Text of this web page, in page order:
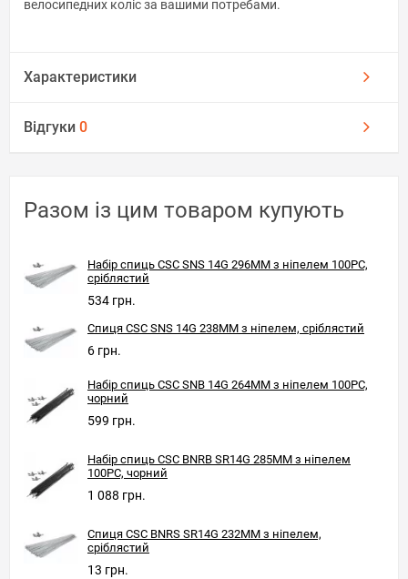
велосипедних коліс за вашими потребами.
Характеристики
Відгуки 0
Разом із цим товаром купують
Набір спиць CSC SNS 14G 296MM з ніпелем 100PC,
сріблястий
534 грн.
Спиця CSC SNS 14G 238MM з ніпелем, сріблястий
6 грн.
Набір спиць CSC SNB 14G 264MM з ніпелем 100PC,
чорний
599 грн.
Набір спиць CSC BNRB SR14G 285MM з ніпелем
100PC, чорний
1 088 грн.
Спиця CSC BNRS SR14G 232MM з ніпелем,
сріблястий
13 грн.